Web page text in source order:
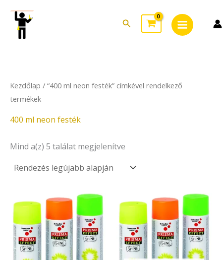
content
Search
Menu
Kezdőlap / “400 ml neon festék” címkével rendelkező
termékek
400 ml neon festék
Mind a(z) 5 találat megjelenítve
latest